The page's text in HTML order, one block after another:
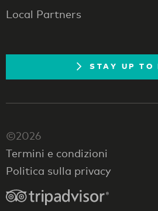
Local Partners
STAY UP TO
©2026
Termini e condizioni
Politica sulla privacy